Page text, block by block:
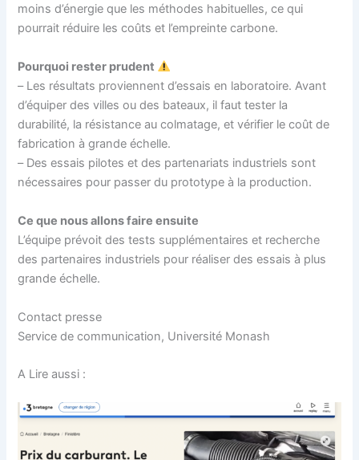
moins d’énergie que les méthodes habituelles, ce qui
pourrait réduire les coûts et l’empreinte carbone.
Pourquoi rester prudent
– Les résultats proviennent d’essais en laboratoire. Avant
d’équiper des villes ou des bateaux, il faut tester la
durabilité, la résistance au colmatage, et vérifier le coût de
fabrication à grande échelle.
– Des essais pilotes et des partenariats industriels sont
nécessaires pour passer du prototype à la production.
Ce que nous allons faire ensuite
L’équipe prévoit des tests supplémentaires et recherche
des partenaires industriels pour réaliser des essais à plus
grande échelle.
Contact presse
Service de communication, Université Monash
A Lire aussi :